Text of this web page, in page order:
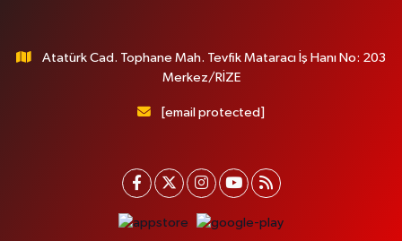
Atatürk Cad. Tophane Mah. Tevfik Mataracı İş Hanı No: 203
Merkez/RİZE
[email protected]